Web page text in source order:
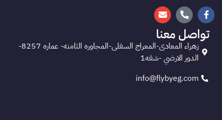
تواصل معنا
زهراء المعادى-المعراج السفلى-المجاوره الثامنه- عماره 8257-
الدور الارضي -شقه1
info@flybyeg.com